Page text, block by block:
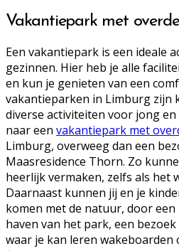
Vakantiepark met
Een vakantiepark is een ideale
gezinnen. Hier heb je alle
en kun je genieten van een
vakantieparken in Limburg zijn
diverse activiteiten voor jong
naar een vakantiepark met
Limburg, overweeg dan een
Maasresidence Thorn. Zo
heerlijk vermaken, zelfs als het
Daarnaast kunnen jij en je
komen met de natuur, door
haven van het park, een
waar je kan leren wakeboarden